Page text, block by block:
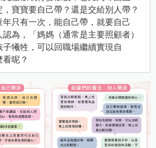
寶寶要自己帶？還是交給別人帶？
只有一次，能自己帶，就要自己
為，「媽媽（通常是主要照顧者）
犧牲，可以回職場繼續實現自
呢？